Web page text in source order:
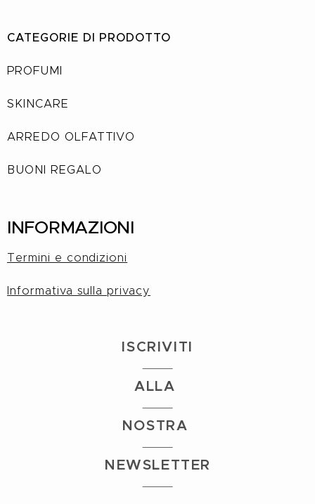
CATEGORIE DI PRODOTTO
PROFUMI
SKINCARE
ARREDO OLFATTIVO
BUONI REGALO
INFORMAZIONI
Termini e condizioni
Informativa sulla privacy
ISCRIVITI
ALLA
NOSTRA
NEWSLETTER